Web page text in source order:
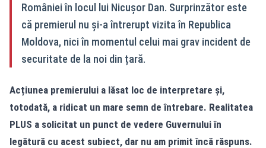
României în locul lui Nicușor Dan. Surprinzător este
că premierul nu și-a întrerupt vizita în Republica
Moldova, nici în momentul celui mai grav incident de
securitate de la noi din țară.
Acțiunea premierului a lăsat loc de interpretare și,
totodată, a ridicat un mare semn de întrebare. Realitatea
PLUS a solicitat un punct de vedere Guvernului în
legătură cu acest subiect, dar nu am primit încă răspuns.